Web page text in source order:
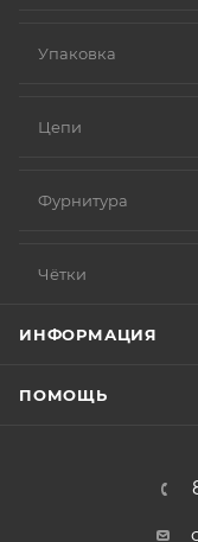
Упаковка
Цепи
Фурнитура
Чётки
ИНФОРМАЦИЯ
ПОМОЩЬ